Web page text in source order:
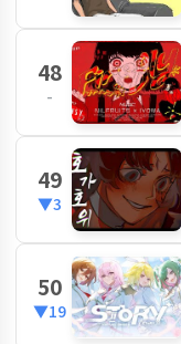
48
-
49
▼3
50
▼19